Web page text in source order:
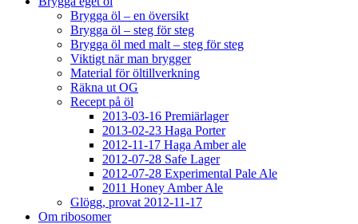
Brygga öl – en översikt
Brygga öl – steg för steg
Brygga öl med malt – steg för steg
Viktigt när man brygger
Material för öltillverkning
Räkna ut OG
Recept på öl
2013-03-16 Premiärlager
2013-02-23 Haga Porter
2012-11-17 Haga Amber ale
2012-07-28 Safe Lager
2012-07-28 Experimental Pale Ale
2011 Honey Amber Ale
Glögg, provat 2012-11-17
Om ribosomer